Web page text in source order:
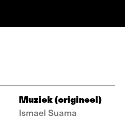
Muziek (origineel)
Ismael Suama